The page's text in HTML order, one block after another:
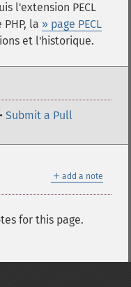
l'extension PECL
la » page PECL
et l'historique.
• Submit a Pull
＋ add a note
for this page.